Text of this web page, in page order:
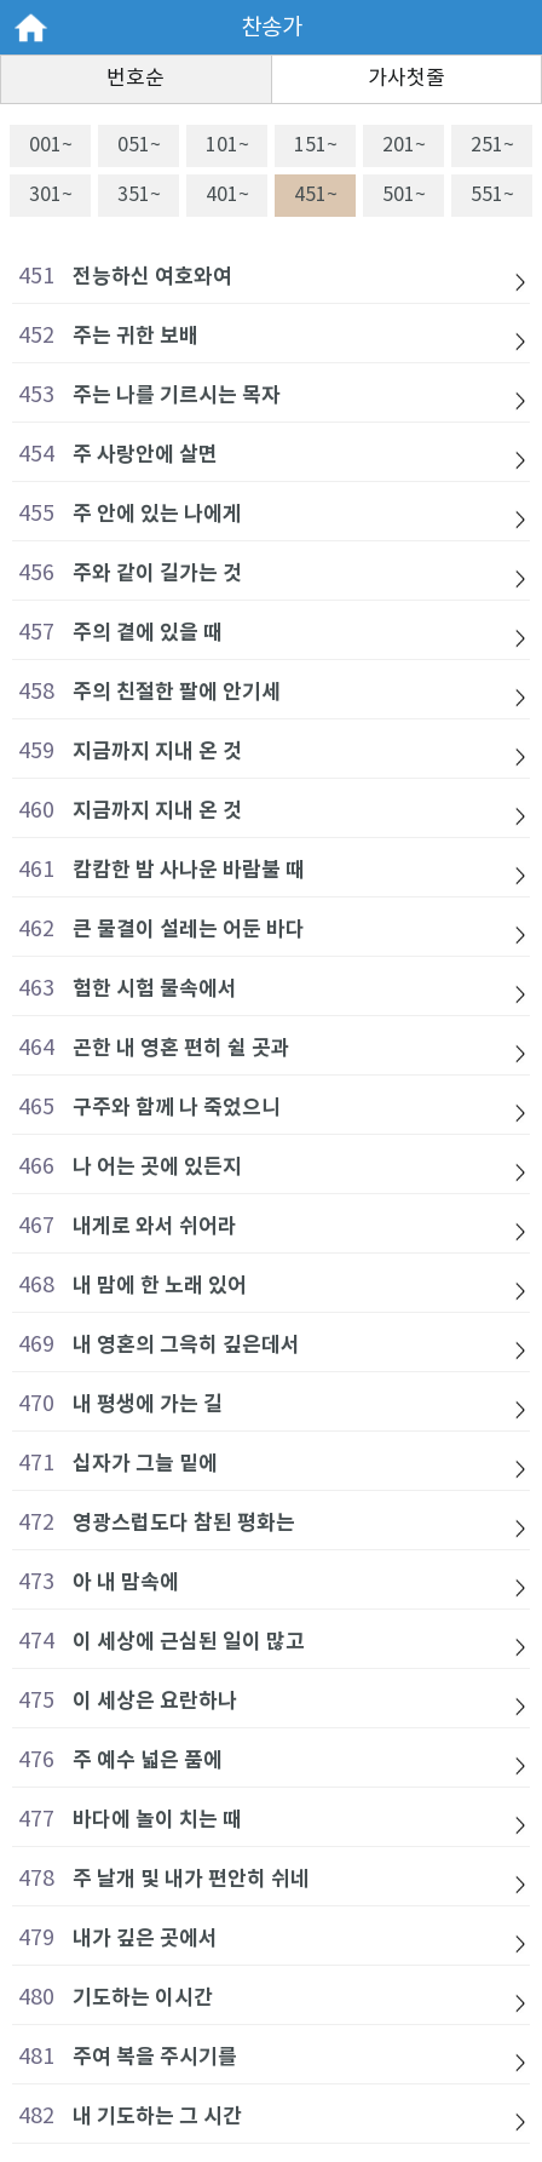
찬송가
번호순 가사첫줄
001~ 051~ 101~ 151~ 201~ 251~
301~ 351~ 401~ 451~ 501~ 551~
451 전능하신 여호와여
452 주는 귀한 보배
453 주는 나를 기르시는 목자
454 주 사랑안에 살면
455 주 안에 있는 나에게
456 주와 같이 길가는 것
457 주의 곁에 있을 때
458 주의 친절한 팔에 안기세
459 지금까지 지내 온 것
460 지금까지 지내 온 것
461 캄캄한 밤 사나운 바람불 때
462 큰 물결이 설레는 어둔 바다
463 험한 시험 물속에서
464 곤한 내 영혼 편히 쉴 곳과
465 구주와 함께 나 죽었으니
466 나 어는 곳에 있든지
467 내게로 와서 쉬어라
468 내 맘에 한 노래 있어
469 내 영혼의 그윽히 깊은데서
470 내 평생에 가는 길
471 십자가 그늘 밑에
472 영광스럽도다 참된 평화는
473 아 내 맘속에
474 이 세상에 근심된 일이 많고
475 이 세상은 요란하나
476 주 예수 넓은 품에
477 바다에 놀이 치는 때
478 주 날개 및 내가 편안히 쉬네
479 내가 깊은 곳에서
480 기도하는 이시간
481 주여 복을 주시기를
482 내 기도하는 그 시간